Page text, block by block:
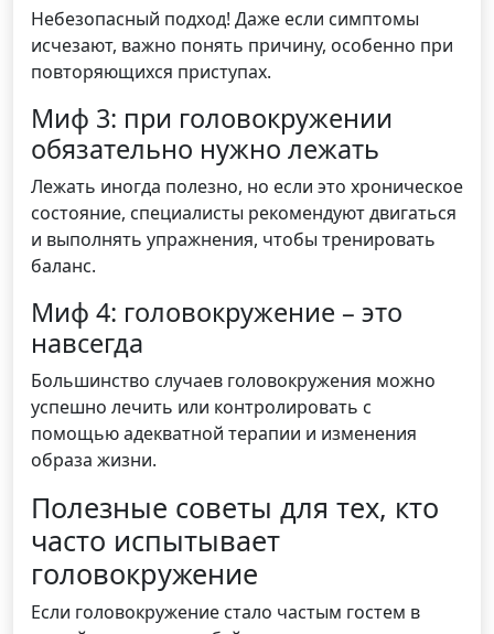
Небезопасный подход! Даже если симптомы
исчезают, важно понять причину, особенно при
повторяющихся приступах.
Миф 3: при головокружении
обязательно нужно лежать
Лежать иногда полезно, но если это хроническое
состояние, специалисты рекомендуют двигаться
и выполнять упражнения, чтобы тренировать
баланс.
Миф 4: головокружение – это
навсегда
Большинство случаев головокружения можно
успешно лечить или контролировать с
помощью адекватной терапии и изменения
образа жизни.
Полезные советы для тех, кто
часто испытывает
головокружение
Если головокружение стало частым гостем в